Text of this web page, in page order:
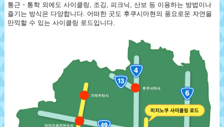
통근・통학 외에도 사이클링, 조깅, 피크닉, 산보 등 이용하는 방법이나
즐기는 방식은 다양합니다. 어떠한 곳도 후쿠시마현의 풍요로운 자연을
만끽할 수 있는 사이클링 로드입니다.